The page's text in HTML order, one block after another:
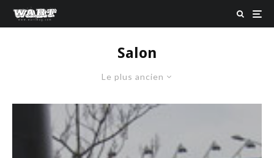
Salon
Le plus ancien